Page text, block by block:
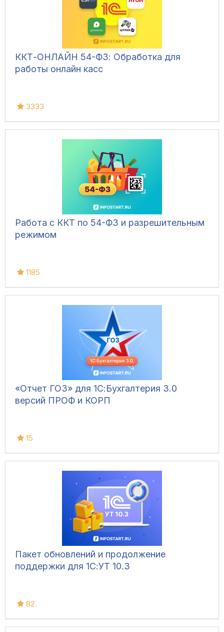
ККТ-ОНЛАЙН 54-ФЗ: Обработка для
работы онлайн касс
3333
Работа с ККТ по 54-ФЗ и разрешительным
режимом
1185
«Отчет ГОЗ» для 1С:Бухгалтерия 3.0
версий ПРОФ и КОРП
15
Пакет обновлений и продолжение
поддержки для 1С:УТ 10.3
82